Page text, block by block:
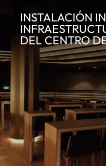
INSTALACIÓN
DEL CENTRO